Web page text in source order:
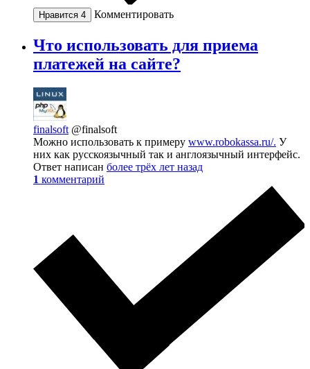
Нравится 4 Комментировать
Что использовать для приема
платежей на сайте?
finalsoft @finalsoft
Можно использовать к примеру www.robokassa.ru/. У
них как русскоязычный так и англоязычный интерфейс.
Ответ написан более трёх лет назад
1 комментарий